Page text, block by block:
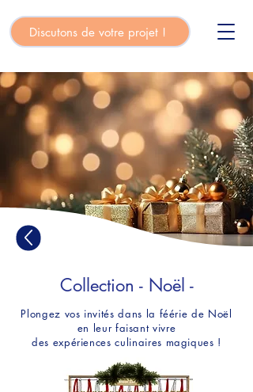
Discutons de votre projet !
Collection - Noël -
Plongez vos invités dans la féérie de Noël
en leur faisant vivre
des expériences culinaires magiques !